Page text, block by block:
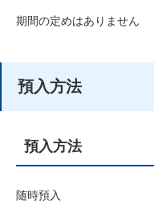
期間の定めはありません
預入方法
預入方法
随時預入